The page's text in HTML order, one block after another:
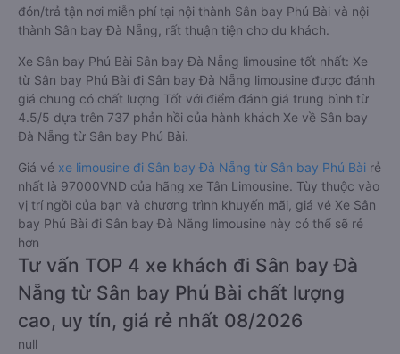
đón/trả tận nơi miễn phí tại nội thành Sân bay Phú Bài và nội
thành Sân bay Đà Nẵng, rất thuận tiện cho du khách.
Xe Sân bay Phú Bài Sân bay Đà Nẵng limousine tốt nhất: Xe
từ Sân bay Phú Bài đi Sân bay Đà Nẵng limousine được đánh
giá chung có chất lượng Tốt với điểm đánh giá trung bình từ
4.5/5 dựa trên 737 phản hồi của hành khách Xe về Sân bay
Đà Nẵng từ Sân bay Phú Bài.
Giá vé xe limousine đi Sân bay Đà Nẵng từ Sân bay Phú Bài rẻ
nhất là 97000VND của hãng xe Tân Limousine. Tùy thuộc vào
vị trí ngồi của bạn và chương trình khuyến mãi, giá vé Xe Sân
bay Phú Bài đi Sân bay Đà Nẵng limousine này có thể sẽ rẻ
hơn
Tư vấn TOP 4 xe khách đi Sân bay Đà
Nẵng từ Sân bay Phú Bài chất lượng
cao, uy tín, giá rẻ nhất 08/2026
null